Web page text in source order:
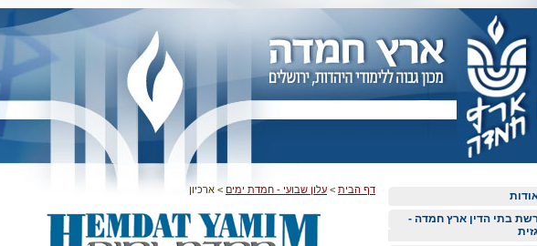
רשת בתי הדין ארץ חמדה -
דף הבית > עלון שבועי - חמדת ימים > ארכיון